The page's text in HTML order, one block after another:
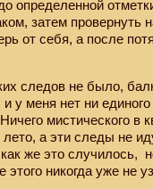
определенной
затем провернуть
от себя, а после
следов не было,
у меня нет ни
мистического в
а эти следы не
же это случилось,
этого никогда уже не